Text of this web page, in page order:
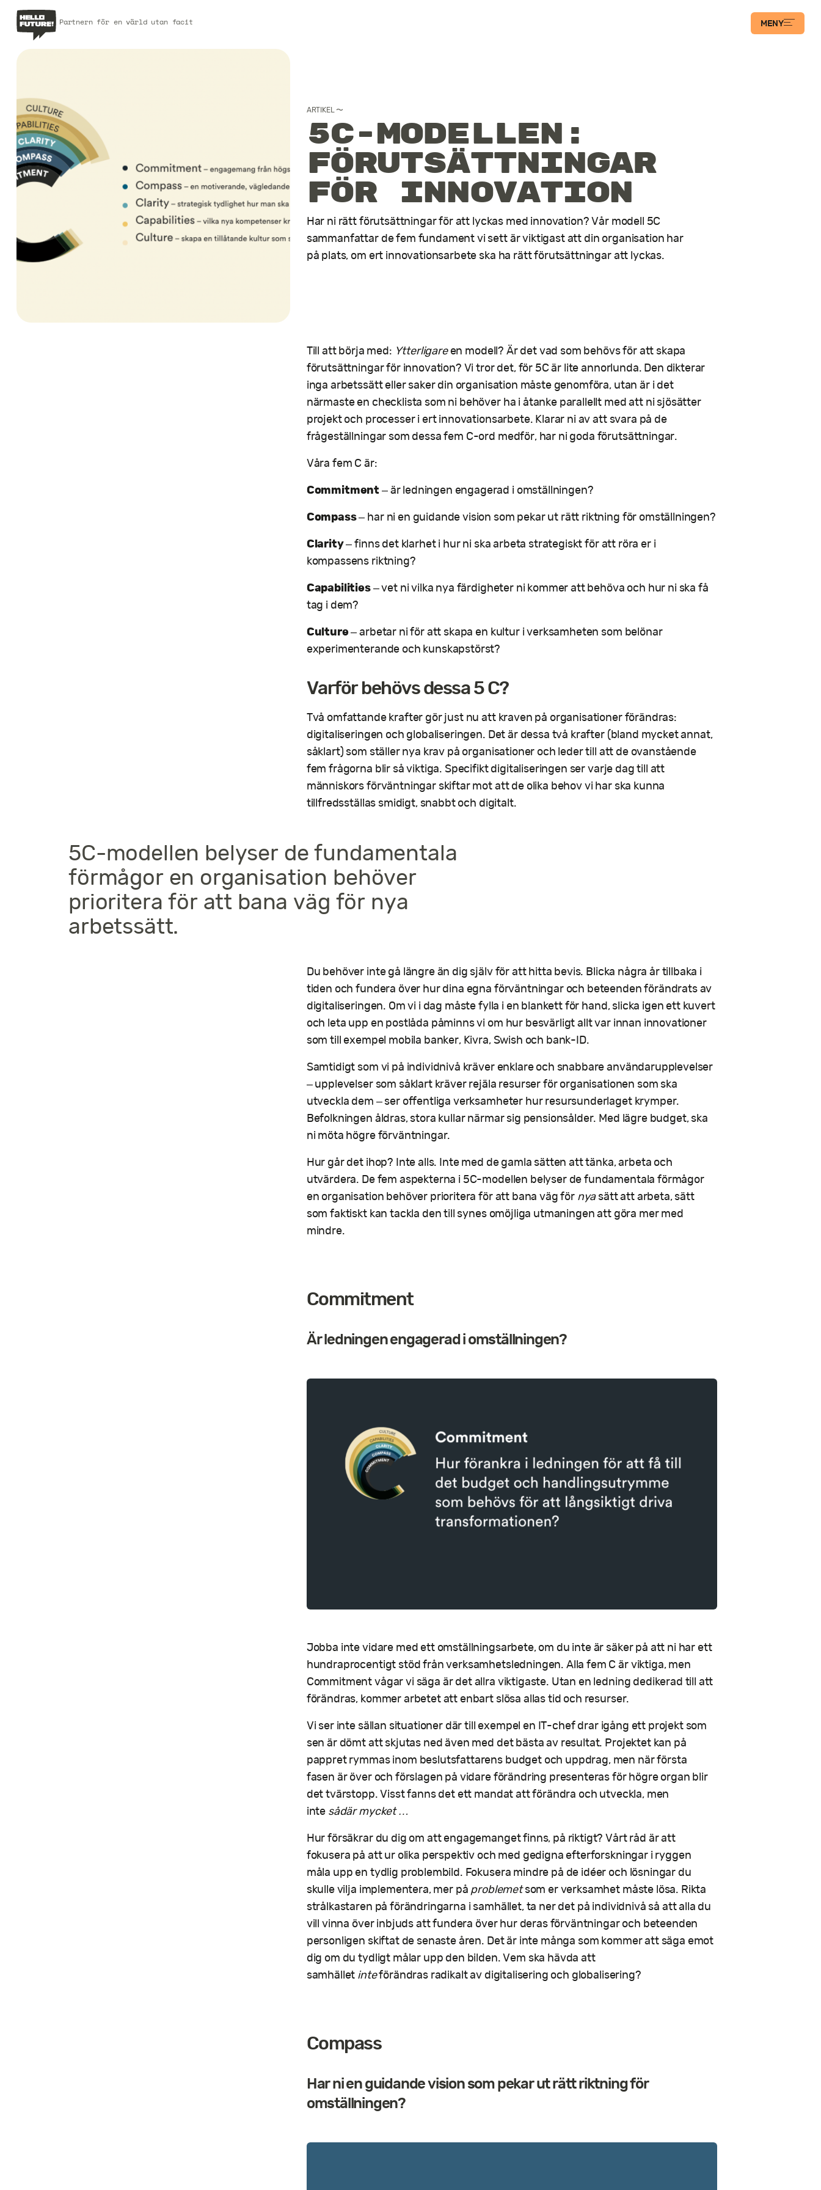
Partnern för en värld utan facit MENY
Kontakt
ARTIKEL〜
5C-modellen:
Förutsättningar
för innovation
Har ni rätt förutsättningar för att lyckas med innovation? Vår modell 5C
sammanfattar de fem fundament vi sett är viktigast att din organisation har
på plats, om ert innovationsarbete ska ha rätt förutsättningar att lyckas.
Till att börja med: Ytterligareen modell? Är det vad som behövs för att skapa
förutsättningar för innovation? Vi tror det, för 5C är lite annorlunda. Den dikterar
inga arbetssätt eller saker din organisation måste genomföra, utan är i det
närmaste en checklista som ni behöver ha i åtanke parallellt med att ni sjösätter
projekt och processer i ert innovationsarbete. Klarar ni av att svara på de
frågeställningar som dessa fem C-ord medför, har ni goda förutsättningar.
Våra fem C är:
Commitment – är ledningen engagerad i omställningen?
Compass– har ni en guidande vision som pekar ut rätt riktning för omställningen?
Clarity– finns det klarhet i hur ni ska arbeta strategiskt för att röra er i
kompassens riktning?
Capabilities– vet ni vilka nya färdigheter ni kommer att behöva och hur ni ska få
tag i dem?
Culture– arbetar ni för att skapa en kultur i verksamheten som belönar
experimenterande och kunskapstörst?
Varför behövs dessa 5 C?
Två omfattande krafter gör just nu att kraven på organisationer förändras:
digitaliseringen och globaliseringen. Det är dessa två krafter (bland mycket annat,
såklart) som ställer nya krav på organisationer och leder till att de ovanstående
fem frågorna blir så viktiga. Specifikt digitaliseringen ser varje dag till att
människors förväntningar skiftar mot att de olika behov vi har ska kunna
tillfredsställas smidigt, snabbt och digitalt.
5C-modellen belyser de fundamentala
förmågor en organisation behöver
prioritera för att bana väg för nya
arbetssätt.
Du behöver inte gå längre än dig själv för att hitta bevis. Blicka några år tillbaka i
tiden och fundera över hur dina egna förväntningar och beteenden förändrats av
digitaliseringen. Om vi i dag måste fylla i en blankett för hand, slicka igen ett kuvert
och leta upp en postlåda påminns vi om hur besvärligt allt var innan innovationer
som till exempel mobila banker, Kivra, Swish och bank-ID.
Samtidigt som vi på individnivå kräver enklare och snabbare användarupplevelser
– upplevelser som såklart kräver rejäla resurser för organisationen som ska
utveckla dem – ser offentliga verksamheter hur resursunderlaget krymper.
Befolkningen åldras, stora kullar närmar sig pensionsålder. Med lägre budget, ska
ni möta högre förväntningar.
Hur går det ihop? Inte alls. Inte med de gamla sätten att tänka, arbeta och
utvärdera. De fem aspekterna i 5C-modellen belyser de fundamentala förmågor
en organisation behöver prioritera för att bana väg för nyasätt att arbeta, sätt
som faktiskt kan tackla den till synes omöjliga utmaningen att göra mer med
mindre.
Commitment
Är ledningen engagerad i omställningen?
Jobba inte vidare med ett omställningsarbete, om du inte är säker på att ni har ett
hundraprocentigt stöd från verksamhetsledningen. Alla fem C är viktiga, men
Commitment vågar vi säga är det allra viktigaste. Utan en ledning dedikerad till att
förändras, kommer arbetet att enbart slösa allas tid och resurser.
Vi ser inte sällan situationer där till exempel en IT-chef drar igång ett projekt som
sen är dömt att skjutas ned även med det bästa av resultat. Projektet kan på
pappret rymmas inom beslutsfattarens budget och uppdrag, men när första
fasen är över och förslagen på vidare förändring presenteras för högre organ blir
det tvärstopp. Visst fanns det ett mandat att förändra och utveckla, men
inte sådär mycket …
Hur försäkrar du dig om att engagemanget finns, på riktigt? Vårt råd är att
fokusera på att ur olika perspektiv och med gedigna efterforskningar i ryggen
måla upp en tydlig problembild. Fokusera mindre på de idéer och lösningar du
skulle vilja implementera, mer på problemetsom er verksamhet måste lösa. Rikta
strålkastaren på förändringarna i samhället, ta ner det på individnivå så att alla du
vill vinna över inbjuds att fundera över hur deras förväntningar och beteenden
personligen skiftat de senaste åren. Det är inte många som kommer att säga emot
dig om du tydligt målar upp den bilden. Vem ska hävda att
samhället inteförändras radikalt av digitalisering och globalisering?
Compass
Har ni en guidande vision som pekar ut rätt riktning för
omställningen?